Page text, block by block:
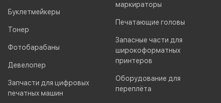
Буклетмейкеры
Тонер
Фотобарабаны
Девелопер
Запчасти для цифровых
печатных машин
маркираторы
Печатающие головы
Запасные части для
широкоформатных
принтеров
Оборудование для
переплёта